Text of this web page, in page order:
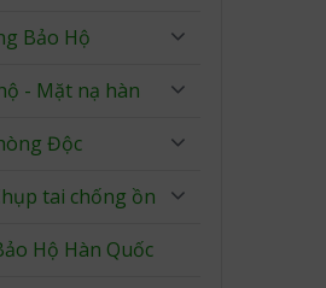
Bảo Hộ
- Mặt nạ hàn
Độc
tai chống ồn
Hộ Hàn Quốc